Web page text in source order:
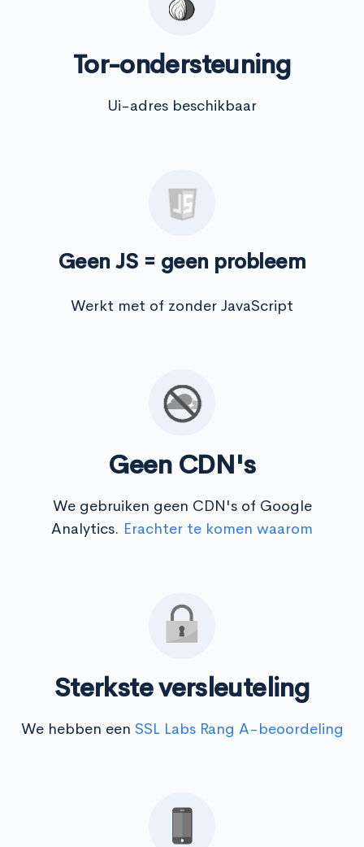
Tor-ondersteuning
Ui-adres beschikbaar
Geen JS = geen probleem
Werkt met of zonder JavaScript
Geen CDN's
We gebruiken geen CDN's of Google
Analytics. Erachter te komen waarom
Sterkste versleuteling
We hebben een SSL Labs Rang A-beoordeling